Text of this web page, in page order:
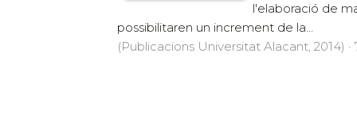
l'elaboració de
possibilitaren un increment de la...
(Publicacions Universitat Alacant, 2014) ·